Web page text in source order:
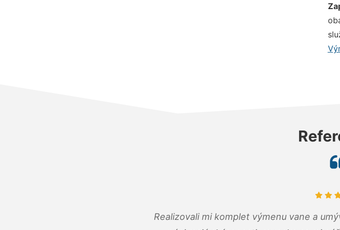
Realizovali mi komplet výmenu vane a